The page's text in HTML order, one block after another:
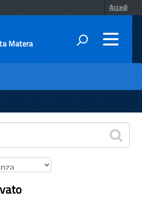
Accedi
Matera